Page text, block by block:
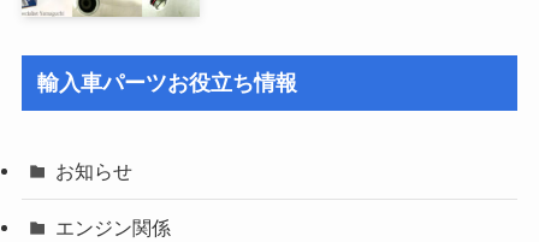
輸入車パーツお役立ち情報
お知らせ
エンジン関係